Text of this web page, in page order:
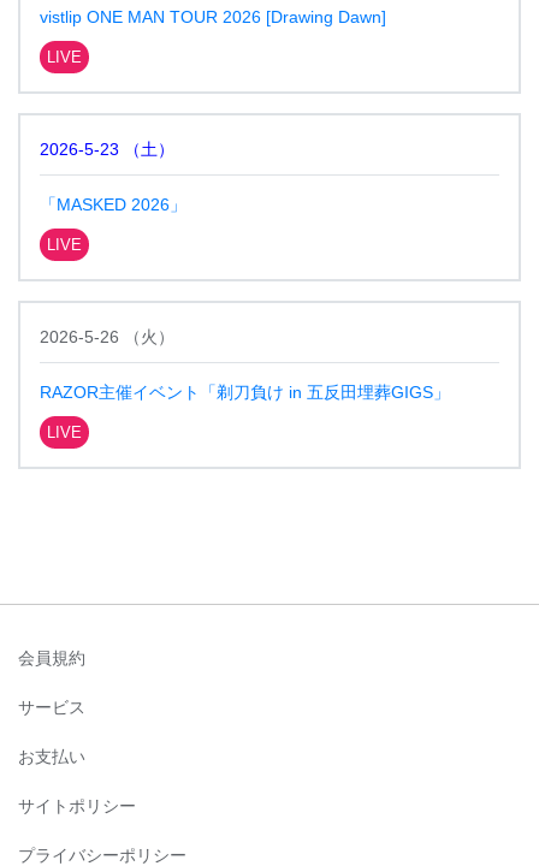
vistlip ONE MAN TOUR 2026 [Drawing Dawn]
LIVE
2026-5-23 （土）
「MASKED 2026」
LIVE
2026-5-26 （火 ）
RAZOR主催イベント「剃⼑負け in 五反⽥埋葬GIGS」
LIVE
会員規約
サービス
お支払い
サイトポリシー
プライバシーポリシー